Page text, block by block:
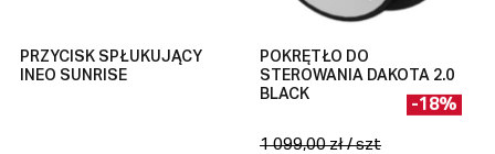
PRZYCISK SPŁUKUJĄCY
INEO SUNRISE
POKRĘTŁO DO
STEROWANIA DAKOTA 2.0
BLACK
1 099,00 zł / szt
-18%